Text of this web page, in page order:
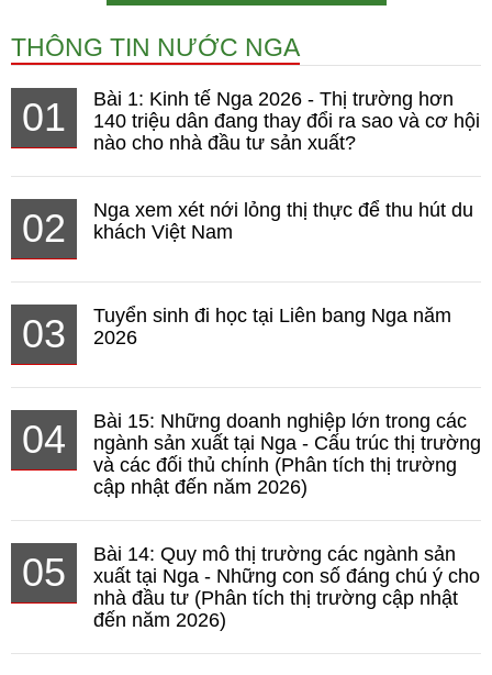
THÔNG TIN NƯỚC NGA
01
Bài 1: Kinh tế Nga 2026 - Thị trường hơn
140 triệu dân đang thay đổi ra sao và cơ hội
nào cho nhà đầu tư sản xuất?
02
Nga xem xét nới lỏng thị thực để thu hút du
khách Việt Nam
03
Tuyển sinh đi học tại Liên bang Nga năm
2026
04
Bài 15: Những doanh nghiệp lớn trong các
ngành sản xuất tại Nga - Cấu trúc thị trường
và các đối thủ chính (Phân tích thị trường
cập nhật đến năm 2026)
05
Bài 14: Quy mô thị trường các ngành sản
xuất tại Nga - Những con số đáng chú ý cho
nhà đầu tư (Phân tích thị trường cập nhật
đến năm 2026)